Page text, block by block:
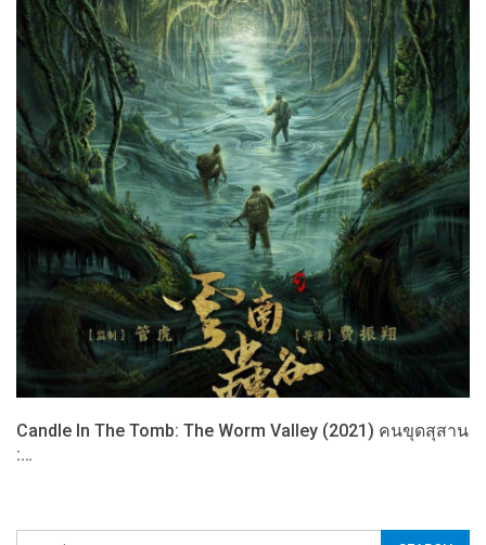
Candle In The Tomb: The Worm Valley (2021) คนขุดสุสาน
:…